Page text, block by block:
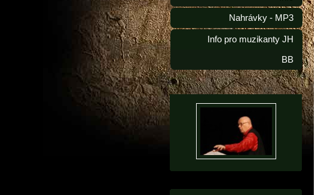
Nahrávky - MP3
Info pro muzikanty JH
BB